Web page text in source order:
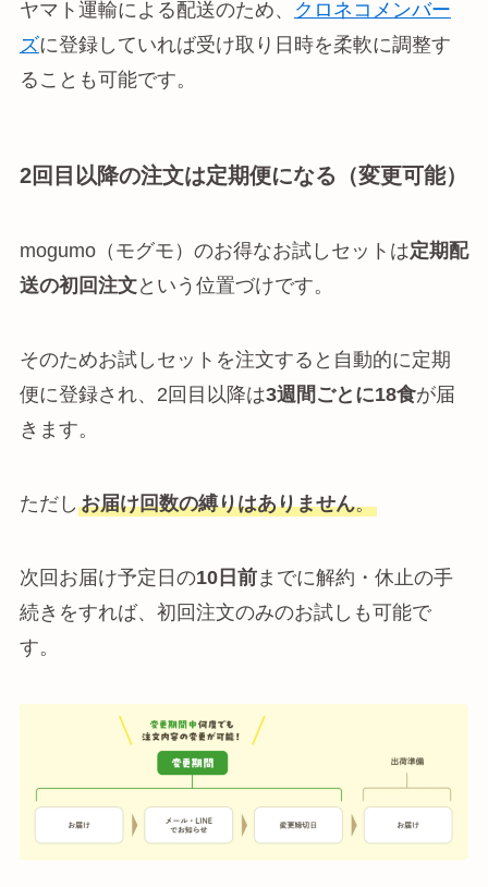
ヤマト運輸による配送のため、
クロネコメンバー
ズに登録していれば受け取り日時を柔軟に調整す
ることも可能です。
2回目以降の注文は定期便になる（変更可能）
mogumo（モグモ）のお得なお試しセットは定期配
送の初回注文という位置づけです。
そのためお試しセットを注文すると自動的に定期
便に登録され、2回目以降は3週間ごとに18食が届
きます。
ただし お届け回数の縛りはありません。
次回お届け予定日の10日前までに解約・休止の手
続きをすれば、初回注文のみのお試しも可能で
す。